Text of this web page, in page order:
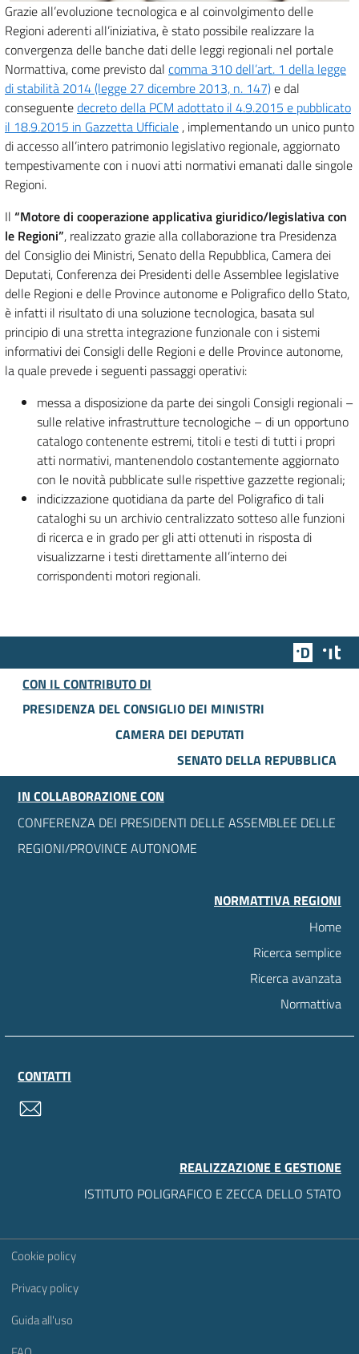
Grazie all’evoluzione tecnologica e al coinvolgimento delle
Regioni aderenti all’iniziativa, è stato possibile realizzare la
convergenza delle banche dati delle leggi regionali nel portale
Normattiva, come previsto dal comma 310 dell’art. 1 della legge
di stabilità 2014 (legge 27 dicembre 2013, n. 147)e dal
conseguentedecreto della PCM adottato il 4.9.2015 e pubblicato
il 18.9.2015 in Gazzetta Ufficiale , implementando un unico punto
di accesso all’intero patrimonio legislativo regionale, aggiornato
tempestivamente con i nuovi atti normativi emanati dalle singole
Regioni.
Il “Motore di cooperazione applicativa giuridico/legislativa con
le Regioni”, realizzato grazie alla collaborazione tra Presidenza
del Consiglio dei Ministri, Senato della Repubblica, Camera dei
Deputati, Conferenza dei Presidenti delle Assemblee legislative
delle Regioni e delle Province autonome e Poligrafico dello Stato,
è infatti il risultato di una soluzione tecnologica, basata sul
principio di una stretta integrazione funzionale con i sistemi
informativi dei Consigli delle Regioni e delle Province autonome,
la quale prevede i seguenti passaggi operativi:
messa a disposizione da parte dei singoli Consigli regionali –
sulle relative infrastrutture tecnologiche – di un opportuno
catalogo contenente estremi, titoli e testi di tutti i propri
atti normativi, mantenendolo costantemente aggiornato
con le novità pubblicate sulle rispettive gazzette regionali;
indicizzazione quotidiana da parte del Poligrafico di tali
cataloghi su un archivio centralizzato sotteso alle funzioni
di ricerca e in grado per gli atti ottenuti in risposta di
visualizzarne i testi direttamente all’interno dei
corrispondenti motori regionali.
Team
CON IL CONTRIBUTO DI
PRESIDENZA DEL CONSIGLIO DEI MINISTRI
CAMERA DEI DEPUTATI
SENATO DELLA REPUBBLICA
IN COLLABORAZIONE CON
CONFERENZA DEI PRESIDENTI DELLE ASSEMBLEE DELLE
REGIONI/PROVINCE AUTONOME
NORMATTIVA REGIONI
Home
Ricerca semplice
Ricerca avanzata
Normattiva
CONTATTI
REALIZZAZIONE E GESTIONE
ISTITUTO POLIGRAFICO E ZECCA DELLO STATO
Sezione Link Utili
Cookie policy
Privacy policy
Guida all'uso